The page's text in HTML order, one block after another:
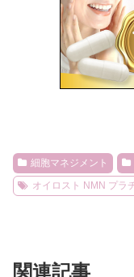
細胞マネジメント
オイロスト NMN プラ
関連記事